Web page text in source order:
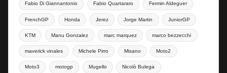
Fabio Di Giannantonio Fabio Quartararo Fermin Aldeguer
FrenchGP Honda Jerez Jorge Martin JuniorGP
KTM Manu Gonzalez marc marquez marco bezzecchi
maverick vinales Michele Pirro Misano Moto2
Moto3 motogp Mugello Nicolò Bulega